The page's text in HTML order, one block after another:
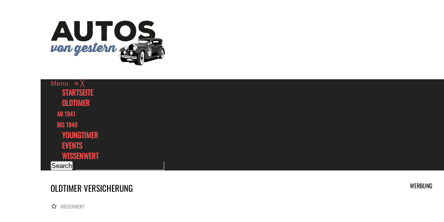
Menu ≡ ╳
STARTSEITE
OLDTIMER
AB 1941
BIS 1940
YOUNGTIMER
EVENTS
WISSENWERT
OLDTIMER VERSICHERUNG WERBUNG
WISSENWERT